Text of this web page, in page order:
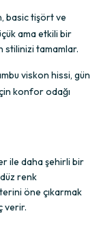
basic tişört ve
ama etkili bir
stilinizi tamamlar.
viskon hissi, gün
konfor odağı
ile daha şehirli bir
renk
öne çıkarmak
verir.